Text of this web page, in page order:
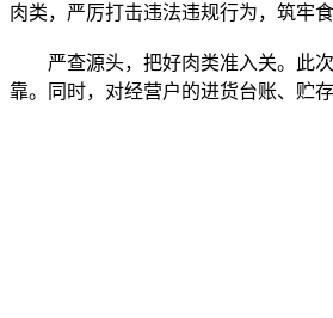
肉类，严厉打击违法违规行为，筑牢食
严查源头，把好肉类准入关。此次
靠。同时，对经营户的进货台账、贮